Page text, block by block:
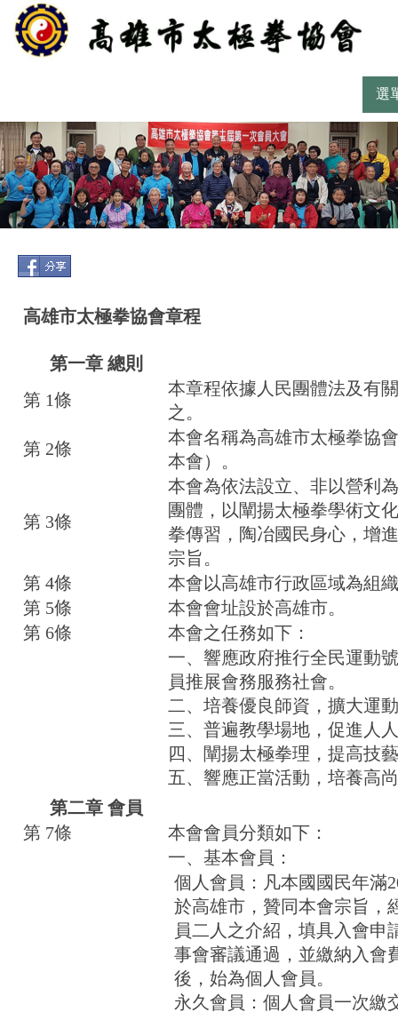
選
高雄市太極拳協會章程
第一章 總則
第 1條
本章程依據人民團體法及有
之。
第 2條
本會名稱為高雄市太極拳協
本會）。
第 3條
本會為依法設立、非以營利
團體，以闡揚太極拳學術文
拳傳習，陶冶國民身心，增
宗旨。
第 4條
本會以高雄市行政區域為組
第 5條
本會會址設於高雄市。
第 6條
本會之任務如下：
一、響應政府推行全民運動
員推展會務服務社會。
二、培養優良師資，擴大運
三、普遍教學場地，促進人
四、闡揚太極拳理，提高技
五、響應正當活動，培養高
第二章 會員
第 7條
本會會員分類如下：
一、基本會員：
個人會員：凡本國國民年滿
於高雄市，贊同本會宗旨，
員二人之介紹，填具入會申
事會審議通過，並繳納入會
後，始為個人會員。
永久會員：個人會員一次繳